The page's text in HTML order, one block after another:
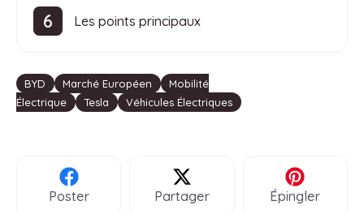
Les points principaux
Étiquettes
BYD Marché Européen
Mobilité
Électrique
Tesla Véhicules Électriques
Poster Partager Épingler